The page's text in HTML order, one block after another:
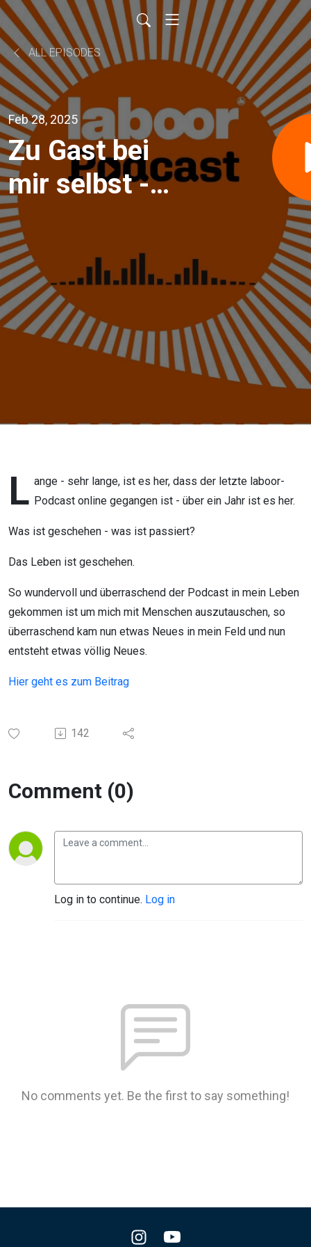
ALL EPISODES
Feb 28, 2025
Zu Gast bei
mir selbst -
Forscherdrang
L ange - sehr lange, ist es her, dass der letzte laboor-
Podcast online gegangen ist - über ein Jahr ist es her.
Was ist geschehen - was ist passiert?
Das Leben ist geschehen.
So wundervoll und überraschend der Podcast in mein Leben
gekommen ist um mich mit Menschen auszutauschen, so
überraschend kam nun etwas Neues in mein Feld und nun
entsteht etwas völlig Neues.
Hier geht es zum Beitrag
142
Comment (0)
Log in to continue. Log in
No comments yet. Be the first to say something!